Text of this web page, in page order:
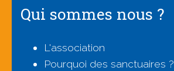
Qui sommes nous ?
L'association
Pourquoi des sanctuaires ?